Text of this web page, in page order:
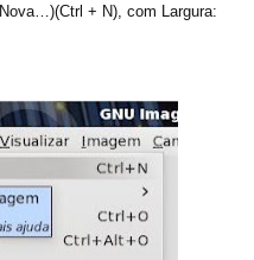
+ N), com Largura: